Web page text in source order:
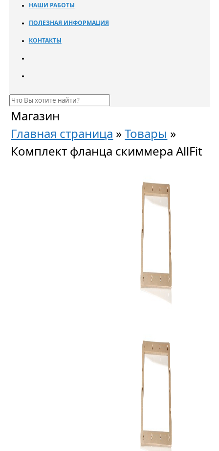
НАШИ РАБОТЫ
ПОЛЕЗНАЯ ИНФОРМАЦИЯ
КОНТАКТЫ
Магазин
Главная страница »Товары »
Комплект фланца скиммера AllFit